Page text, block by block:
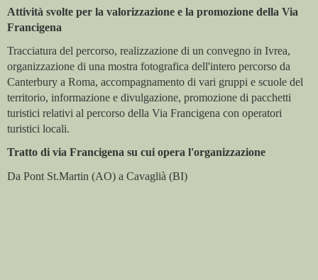
Attività svolte per la valorizzazione e la promozione della Via
Francigena
Tracciatura del percorso, realizzazione di un convegno in Ivrea,
organizzazione di una mostra fotografica dell'intero percorso da
Canterbury a Roma, accompagnamento di vari gruppi e scuole del
territorio, informazione e divulgazione, promozione di pacchetti
turistici relativi al percorso della Via Francigena con operatori
turistici locali.
Tratto di via Francigena su cui opera l'organizzazione
Da Pont St.Martin (AO) a Cavaglià (BI)